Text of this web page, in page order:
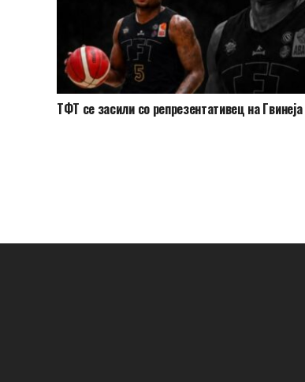
ТФТ се засили со репрезентативец на Гвинеја